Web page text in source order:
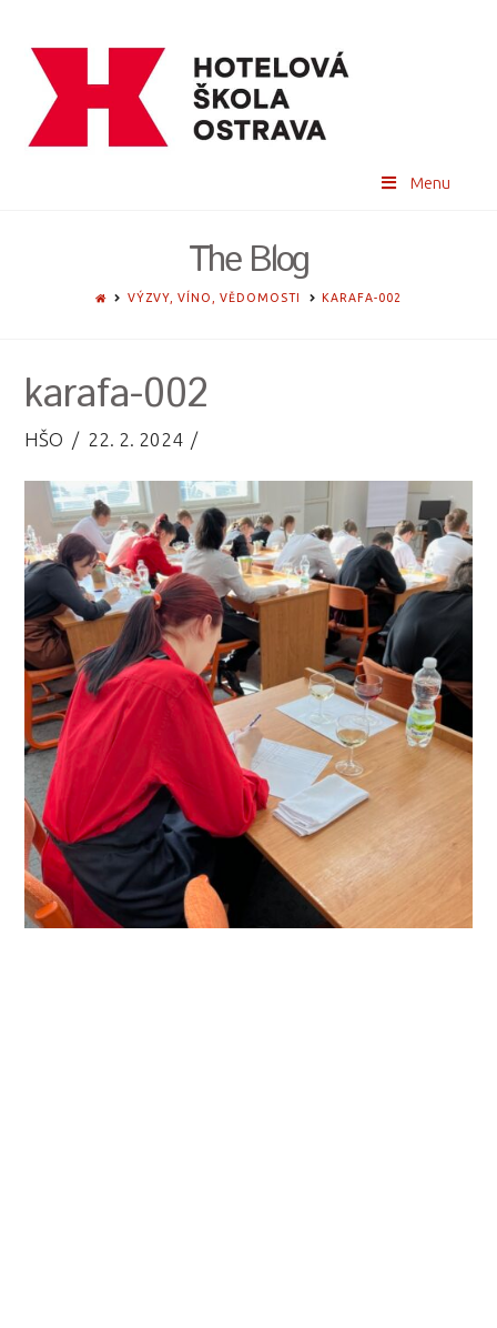
Menu
The Blog
HOMEVÝZVY, VÍNO, VĚDOMOSTI KARAFA-002
karafa-002
HŠO 22. 2. 2024